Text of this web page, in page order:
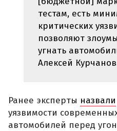
тестам, есть
критических
позволяют
угнать
Алексей
Ранее эксперты назвали
уязвимости
автомобилей перед